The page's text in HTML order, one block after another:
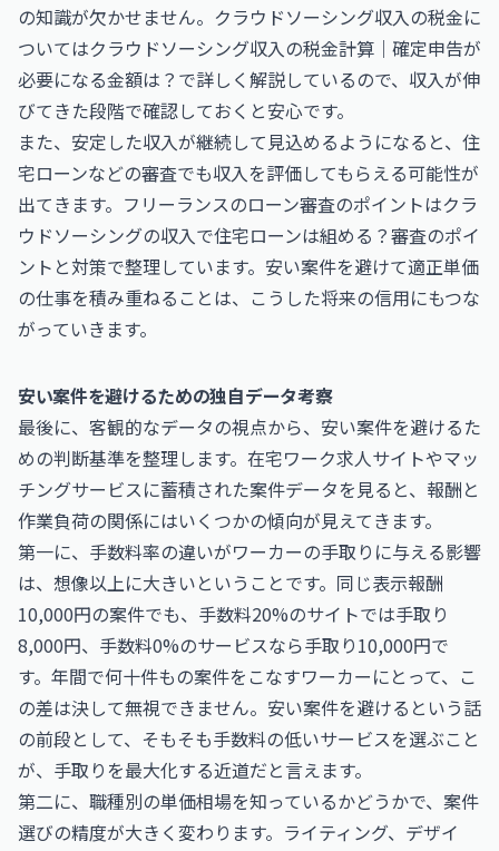
の知識が欠かせません。クラウドソーシング収入の税金に
ついてはクラウドソーシング収入の税金計算｜確定申告が
必要になる金額は？ で詳しく解説しているので、収入が伸
びてきた段階で確認しておくと安心です。
また、安定した収入が継続して見込めるようになると、住
宅ローンなどの審査でも収入を評価してもらえる可能性が
出てきます。フリーランスのローン審査のポイントはクラ
ウドソーシングの収入で住宅ローンは組める？審査のポイ
ントと対策で整理しています。安い案件を避けて適正単価
の仕事を積み重ねることは、こうした将来の信用にもつな
がっていきます。
安い案件を避けるための独自データ考察
最後に、客観的なデータの視点から、安い案件を避けるた
めの判断基準を整理します。在宅ワーク求人サイトやマッ
チングサービスに蓄積された案件データを見ると、報酬と
作業負荷の関係にはいくつかの傾向が見えてきます。
第一に、手数料率の違いがワーカーの手取りに与える影響
は、想像以上に大きいということです。同じ表示報酬
10,000円の案件でも、手数料20%のサイトでは手取り
8,000円、手数料0%のサービスなら手取り10,000円で
す。年間で何十件もの案件をこなすワーカーにとって、こ
の差は決して無視できません。安い案件を避けるという話
の前段として、そもそも手数料の低いサービスを選ぶこと
が、手取りを最大化する近道だと言えます。
第二に、職種別の単価相場を知っているかどうかで、案件
選びの精度が大きく変わります。ライティング、デザイ